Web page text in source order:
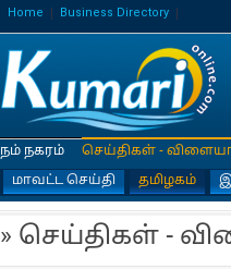
Home Business Directory
நம் நகரம்
செய்திகள் -
மாவட்ட செய்தி
தமிழகம்
» செய்திகள் -